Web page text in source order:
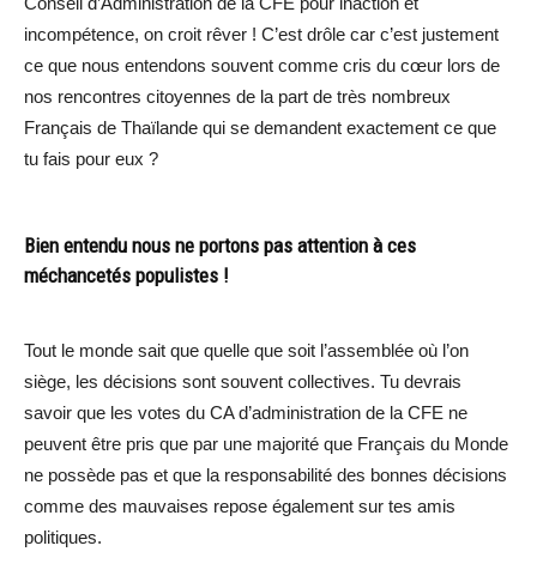
incompétence, on croit rêver ! C’est drôle car c’est justement
ce que nous entendons souvent comme cris du cœur lors de
nos rencontres citoyennes de la part de très nombreux
Français de Thaïlande qui se demandent exactement ce que
tu fais pour eux ?
Bien entendu nous ne portons pas attention à ces
méchancetés populistes !
Tout le monde sait que quelle que soit l’assemblée où l’on
siège, les décisions sont souvent collectives. Tu devrais
savoir que les votes du CA d’administration de la CFE ne
peuvent être pris que par une majorité que Français du Monde
ne possède pas et que la responsabilité des bonnes décisions
comme des mauvaises repose également sur tes amis
politiques.